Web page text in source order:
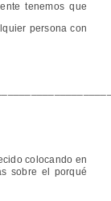
tenemos que
persona con
colocando en
sobre el porqué